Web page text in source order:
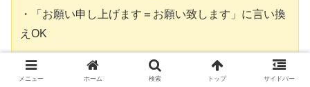
・「お願い申し上げます＝お願い致します」に言い換
えOK
・幸甚（こうじん）の意味は「この上もない幸せ。大
メニュー ホーム 検索 トップ サイドバー